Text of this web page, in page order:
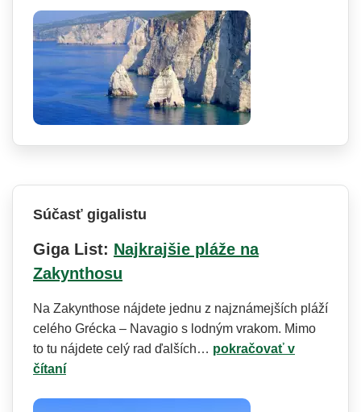
Súčasť gigalistu
Giga List: Najkrajšie pláže na
Zakynthosu
Na Zakynthose nájdete jednu z najznámejších pláží
celého Grécka – Navagio s lodným vrakom. Mimo
to tu nájdete celý rad ďalších… pokračovať v
čítaní